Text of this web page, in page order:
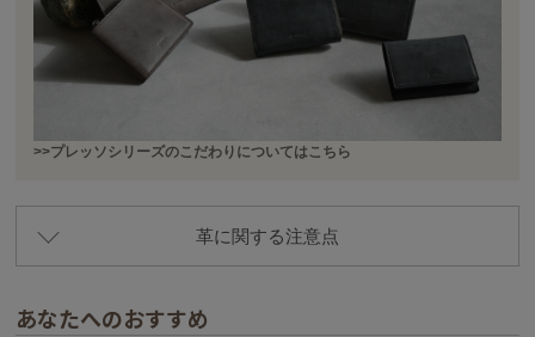
>>プレッソシリーズのこだわりについてはこちら
革に関する注意点
あなたへのおすすめ